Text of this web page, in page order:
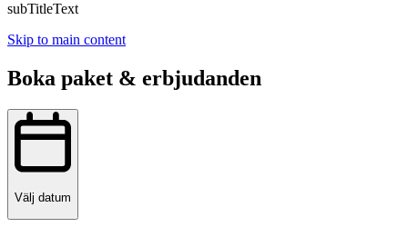
subTitleText
Skip to main content
Boka paket & erbjudanden
Välj datum